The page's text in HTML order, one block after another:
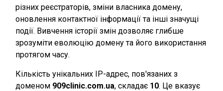
різних реєстраторів, зміни власника домену,
оновлення контактної інформації та інші значущі
події. Вивчення історії змін дозволяє глибше
зрозуміти еволюцію домену та його використання
протягом часу.
Кількість унікальних IP-адрес, пов'язаних з
доменом 909clinic.com.ua, складає 10. Це вказує